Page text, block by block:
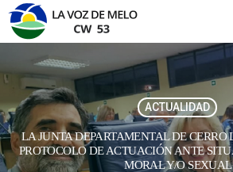
ACTUALIDAD
LA JUNTA DEPARTAMENTAL DE CERRO
PROTOCOLO DE ACTUACIÓN ANTE
MORAL Y/O SEXUAL